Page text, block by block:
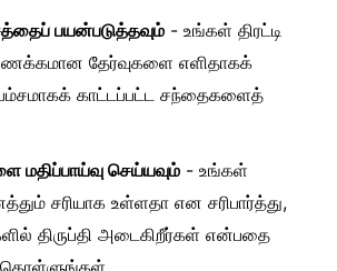
பயன்படுத்தவும் - உங்கள் திரட்டி
தேர்வுகளை எளிதாகக்
காட்டப்பட்ட சந்தைகளைத்
மதிப்பாய்வு செய்யவும் - உங்கள்
சரியாக உள்ளதா என சரிபார்த்து,
திருப்தி அடைகிறீர்கள் என்பதை